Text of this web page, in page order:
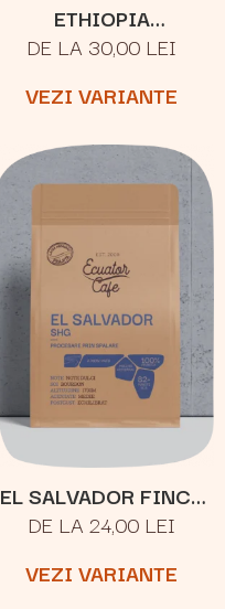
ETHIOPIA
YIRGACHEFFE
KERCHANSHE
DE LA 30,00 LEI
VEZI VARIANTE
EL SALVADOR FINCA
JOYA
DE LA 24,00 LEI
VEZI VARIANTE